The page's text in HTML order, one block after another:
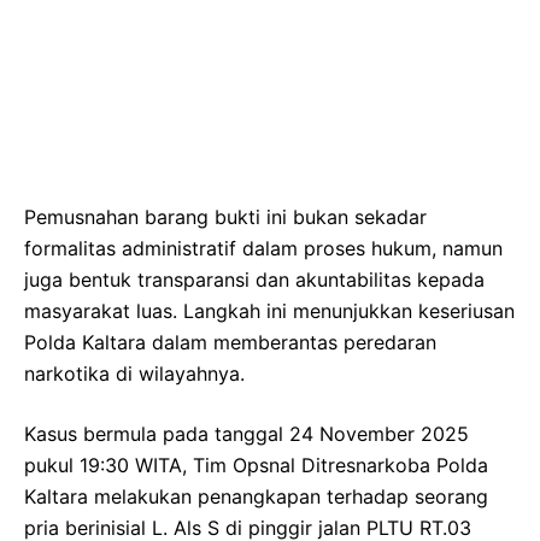
Pemusnahan barang bukti ini bukan sekadar
formalitas administratif dalam proses hukum, namun
juga bentuk transparansi dan akuntabilitas kepada
masyarakat luas. Langkah ini menunjukkan keseriusan
Polda Kaltara dalam memberantas peredaran
narkotika di wilayahnya.
Kasus bermula pada tanggal 24 November 2025
pukul 19:30 WITA, Tim Opsnal Ditresnarkoba Polda
Kaltara melakukan penangkapan terhadap seorang
pria berinisial L. Als S di pinggir jalan PLTU RT.03